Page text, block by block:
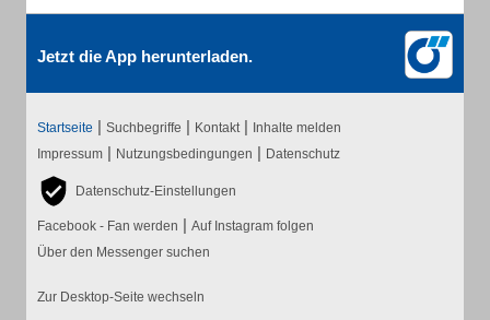
Jetzt die App herunterladen.
Startseite | Suchbegriffe | Kontakt | Inhalte melden
Impressum | Nutzungsbedingungen | Datenschutz
Datenschutz-Einstellungen
Facebook - Fan werden | Auf Instagram folgen
Über den Messenger suchen
Zur Desktop-Seite wechseln